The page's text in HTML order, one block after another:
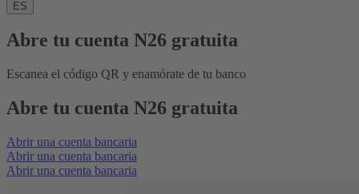
ES
Abre tu cuenta N26 gratuita
Escanea el código QR y enamórate de tu banco
Abre tu cuenta N26 gratuita
Abrir una cuenta bancaria
Abrir una cuenta bancaria
Abrir una cuenta bancaria